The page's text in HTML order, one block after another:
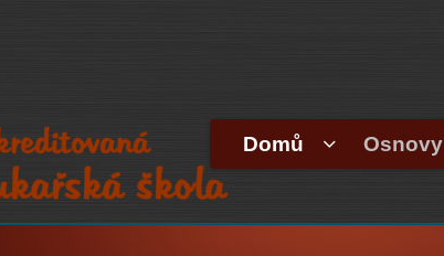
Domů Osnovy